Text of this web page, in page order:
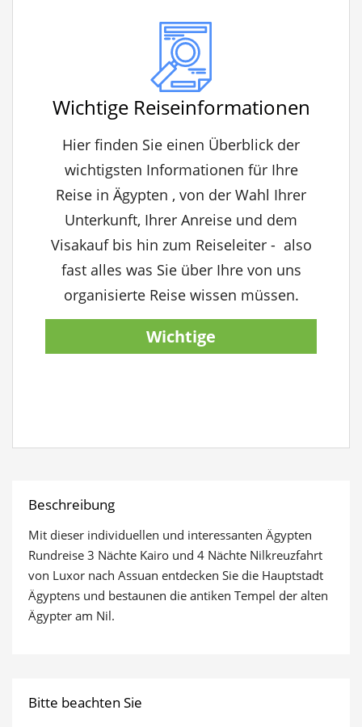
Wichtige Reiseinformationen
Hier finden Sie einen Überblick der
wichtigsten Informationen für Ihre
Reise in Ägypten , von der Wahl Ihrer
Unterkunft, Ihrer Anreise und dem
Visakauf bis hin zum Reiseleiter - also
fast alles was Sie über Ihre von uns
organisierte Reise wissen müssen.
Wichtige
Beschreibung
Mit dieser individuellen und interessanten Ägypten
Rundreise 3 Nächte Kairo und 4 Nächte Nilkreuzfahrt
von Luxor nach Assuan entdecken Sie die Hauptstadt
Ägyptens und bestaunen die antiken Tempel der alten
Ägypter am Nil.
Bitte beachten Sie